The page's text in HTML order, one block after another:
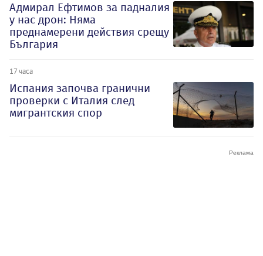
Адмирал Ефтимов за падналия
у нас дрон: Няма
преднамерени действия срещу
България
17 часа
Испания започва гранични
проверки с Италия след
мигрантския спор